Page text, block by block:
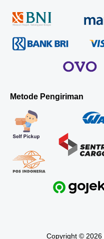
Metode Pengiriman
Copyright © 2026